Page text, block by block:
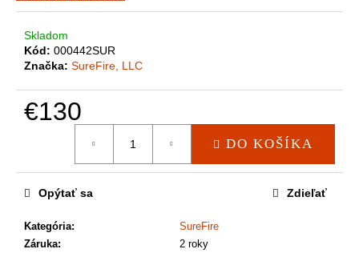
Skladom
Kód: 000442SUR
Značka: SureFire, LLC
€130
DO KOŠÍKA
Kategória:
SureFire
Záruka: 2 roky
Opýtať sa Zdieľať
d
p
o
č
a